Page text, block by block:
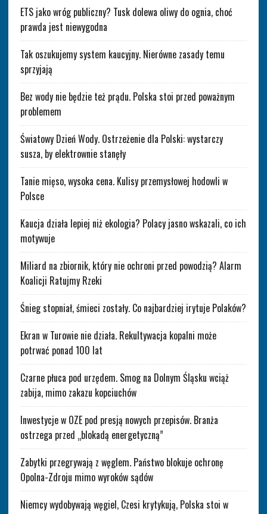
ETS jako wróg publiczny? Tusk dolewa oliwy do ognia, choć
prawda jest niewygodna
Tak oszukujemy system kaucyjny. Nierówne zasady temu
sprzyjają
Bez wody nie będzie też prądu. Polska stoi przed poważnym
problemem
Światowy Dzień Wody. Ostrzeżenie dla Polski: wystarczy
susza, by elektrownie stanęły
Tanie mięso, wysoka cena. Kulisy przemysłowej hodowli w
Polsce
Kaucja działa lepiej niż ekologia? Polacy jasno wskazali, co ich
motywuje
Miliard na zbiornik, który nie ochroni przed powodzią? Alarm
Koalicji Ratujmy Rzeki
Śnieg stopniał, śmieci zostały. Co najbardziej irytuje Polaków?
Ekran w Turowie nie działa. Rekultywacja kopalni może
potrwać ponad 100 lat
Czarne płuca pod urzędem. Smog na Dolnym Śląsku wciąż
zabija, mimo zakazu kopciuchów
Inwestycje w OZE pod presją nowych przepisów. Branża
ostrzega przed „blokadą energetyczną”
Zabytki przegrywają z węglem. Państwo blokuje ochronę
Opolna-Zdroju mimo wyroków sądów
Niemcy wydobywają węgiel, Czesi krytykują, Polska stoi w